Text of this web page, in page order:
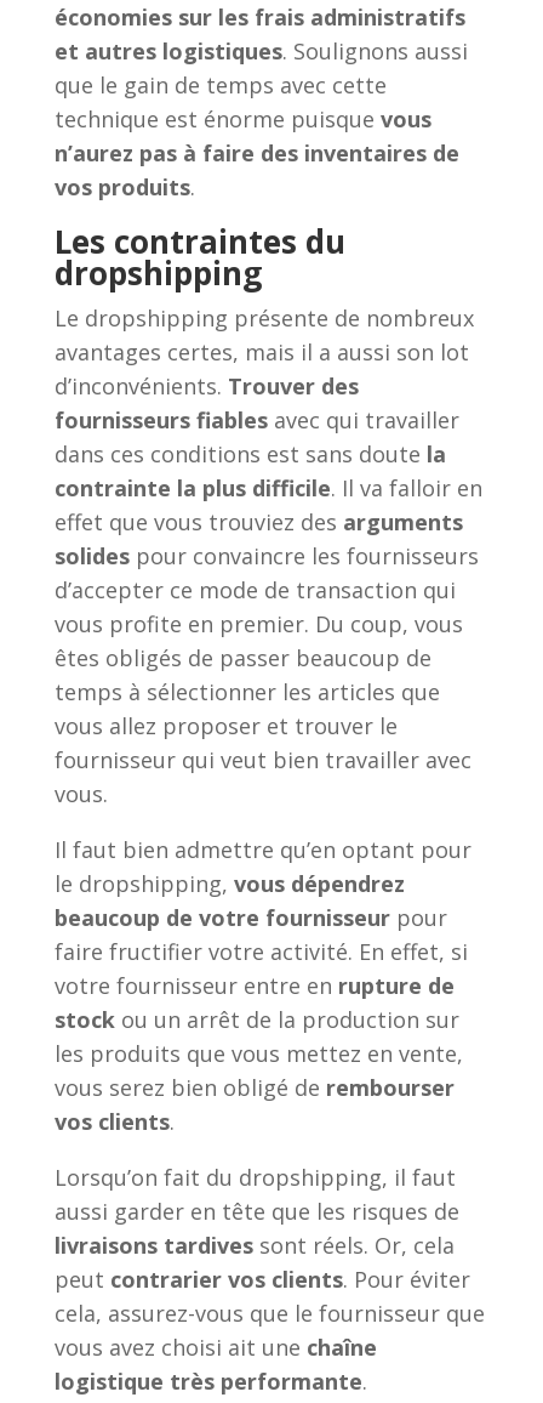
économies sur les frais administratifs
et autres logistiques. Soulignons aussi
que le gain de temps avec cette
technique est énorme puisque vous
n’aurez pas à faire des inventaires de
vos produits.
Les contraintes du
dropshipping
Le dropshipping présente de nombreux
avantages certes, mais il a aussi son lot
d’inconvénients. Trouver des
fournisseurs fiablesavec qui travailler
dans ces conditions est sans doute la
contrainte la plus difficile. Il va falloir en
effet que vous trouviez des arguments
solidespour convaincre les fournisseurs
d’accepter ce mode de transaction qui
vous profite en premier. Du coup, vous
êtes obligés de passer beaucoup de
temps à sélectionner les articles que
vous allez proposer et trouver le
fournisseur qui veut bien travailler avec
vous.
Il faut bien admettre qu’en optant pour
le dropshipping, vous dépendrez
beaucoup de votre fournisseurpour
faire fructifier votre activité. En effet, si
votre fournisseur entre en rupture de
stockou un arrêt de la production sur
les produits que vous mettez en vente,
vous serez bien obligé de rembourser
vos clients.
Lorsqu’on fait du dropshipping, il faut
aussi garder en tête que les risques de
livraisons tardivessont réels. Or, cela
peut contrarier vos clients. Pour éviter
cela, assurez-vous que le fournisseur que
vous avez choisi ait une chaîne
logistique très performante.